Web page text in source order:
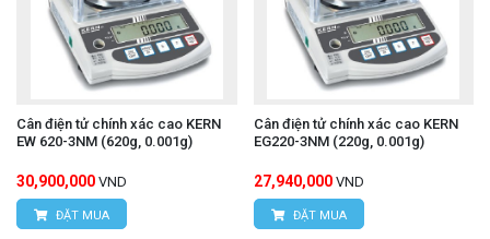
Cân điện tử chính xác cao KERN
EW 620-3NM (620g, 0.001g)
30,900,000 VND
ĐẶT MUA
Cân điện tử chính xác cao KERN
EG220-3NM (220g, 0.001g)
27,940,000 VND
ĐẶT MUA